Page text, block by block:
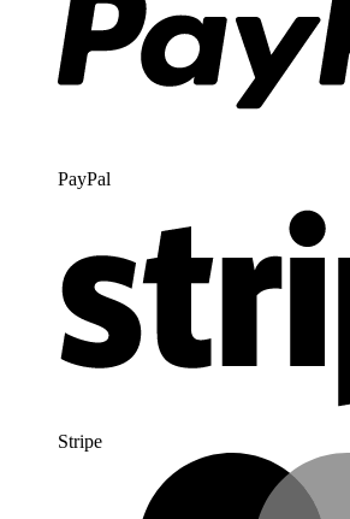
PayPal
Stripe